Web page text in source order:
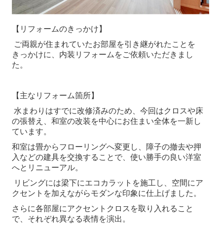
その他
会社概要
社員紹介
受賞歴
商品情報・キャンペーン
イベント・見学会・相談会
ブログ ースタッフ日記ー
お問合せ
【リフォームのきっかけ】
ご両親が住まれていたお部屋を引き継がれたことを
きっかけに、内装リフォームをご依頼いただきまし
た。
【主なリフォーム箇所】
水まわりはすでに改修済みのため、今回はクロスや床
の張替え、和室の改装を中心にお住まい全体を一新し
ています。
和室は畳からフローリングへ変更し、障子の撤去や押
入などの建具を交換することで、使い勝手の良い洋室
へとリニューアル。
リビングには梁下にエコカラットを施工し、空間にア
クセントを加えながらモダンな印象に仕上げました。
さらに各部屋にアクセントクロスを取り入れること
で、それぞれ異なる表情を演出。